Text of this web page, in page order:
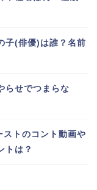
子(俳優)は誰？名前
らせでつまらな
トのコント動画や
トは？